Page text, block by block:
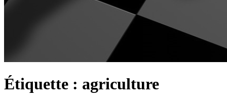
Étiquette : agriculture